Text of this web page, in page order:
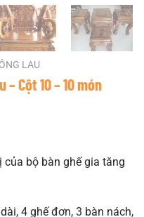
LAU
– Cột 10 – 10 món
bộ bàn ghế gia tăng
4 ghế đơn, 3 bàn nách,